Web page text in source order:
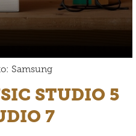
Samsung
STUDIO 5
7